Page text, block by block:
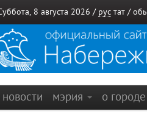
8 августа 2026 / рус тат /
новости мэрия о городе